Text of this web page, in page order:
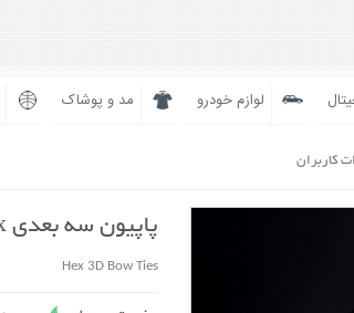
لوازم خودرو مد و پوشاک
کاربران
پاپیون سه بعدی Hex
Hex 3D Bow Ties